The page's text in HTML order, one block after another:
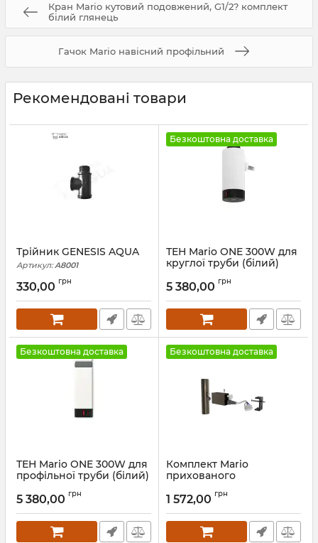
Кран Mario кутовий подовжений, G1/2? комплект
білий глянець
Гачок Mario навісний профільний
Рекомендовані товари
Трійник GENESIS AQUA
Артикул:A8001
330,00 грн
Безкоштовна доставка
ТЕН Mario ONE 300W для
круглої труби (білий)
5 380,00 грн
Безкоштовна доставка
ТЕН Mario ONE 300W для
профільної труби (білий)
5 380,00 грн
Безкоштовна доставка
Комплект Mario
прихованого
трубу) бронза
Артикул:3.0.0900.0.P-br
1 572,00 грн